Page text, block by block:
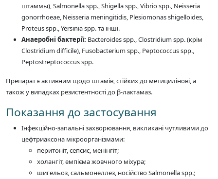
штаммы), Salmonella spp., Shigella spp., Vibrio spp., Neisseria
gonorrhoeae, Neisseria meningitidis, Plesiomonas shigelloides,
Proteus spp., Yersinia spp. та інші.
Анаеробні бактерії: Bacteroides spp., Clostridium spp. (крім
Clostridium difficile), Fusobacterium spp., Peptococcus spp.,
Peptostreptococcus spp.
Препарат є активним щодо штамів, стійких до метицилінові, а
також у випадках резистентності до β-лактамаз.
Показання до застосування
Інфекційно-запальні захворювання, викликані чутливими до
цефтриаксона мікроорганізмами:
перитоніт, сепсис, менінгіт;
холангіт, емпієма жовчного міхура;
шигельоз, сальмонеллез, носійство Salmonella spp.;